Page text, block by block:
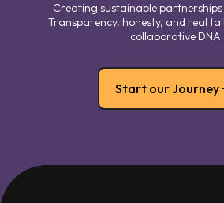
Creating sustainable partnerships
Transparency, honesty, and real
collaborative DNA.
Start our Journey